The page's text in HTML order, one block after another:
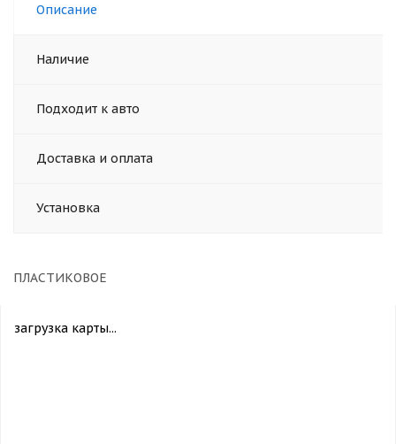
Описание
Наличие
Подходит к авто
Доставка и оплата
Установка
ПЛАСТИКОВОЕ
загрузка карты...